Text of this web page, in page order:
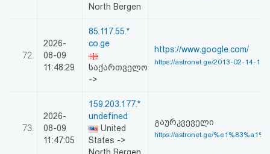
North Bergen
72.
2026-
08-09
11:48:29
85.117.55.*
co.ge
საქართველო
->
https://www.google.com/
https://astronet.ge/2013-02-14-18-
73.
2026-
08-09
11:47:05
159.203.177.*
undefined
United
States ->
გაურკვეველი
https://astronet.ge/